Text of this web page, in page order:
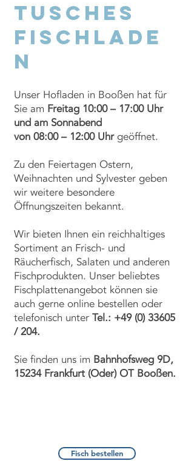
Tusches
Fischlade
n
Unser Hofladen in Booßen hat für
Sie am Freitag 10:00 – 17:00 Uhr
und am Sonnabend
von 08:00 – 12:00 Uhrgeöffnet.
Zu den Feiertagen Ostern,
Weihnachten und Sylvester geben
wir weitere besondere
Öffnungszeiten bekannt.
Wir bieten Ihnen ein reichhaltiges
Sortiment an Frisch- und
Räucherfisch, Salaten und anderen
Fischprodukten. Unser beliebtes
Fischplattenangebot können sie
auch gerne online bestellen oder
telefonisch unter Tel.: +49 (0) 33605
/ 204.
Sie finden uns im Bahnhofsweg 9D,
15234 Frankfurt (Oder) OT Booßen.
Fisch bestellen